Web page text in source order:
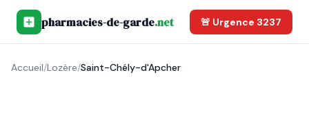
pharmacies-de-garde.net 🚨 Urgence 3237
Accueil/Lozère/Saint-Chély-d'Apcher